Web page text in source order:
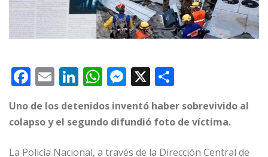
F
a
c
e
E
m
ai
l
Li
n
k
e
W
h
at
s
M
ss
e
X
m
p
Uno de los detenidos inventó haber sobrevivido al
colapso y el segundo difundió foto de víctima.
La Policía Nacional, a través de la Dirección Central de